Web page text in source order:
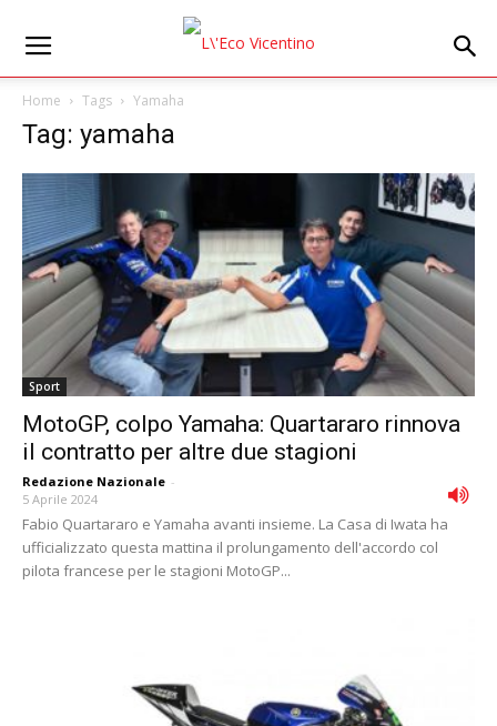
Home Tags Yamaha
Tag: yamaha
Sport
MotoGP, colpo Yamaha: Quartararo rinnova
il contratto per altre due stagioni
Redazione Nazionale -
5 Aprile 2024
Fabio Quartararo e Yamaha avanti insieme. La Casa di Iwata ha
ufficializzato questa mattina il prolungamento dell'accordo col
pilota francese per le stagioni MotoGP...